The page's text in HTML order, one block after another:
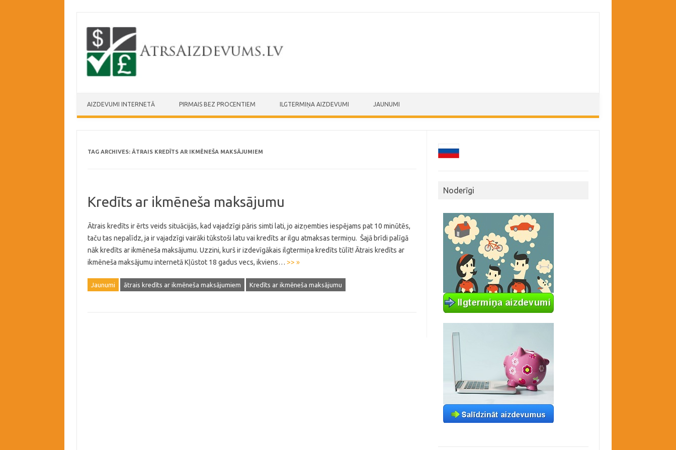
AIZDEVUMI INTERNETĀ PIRMAIS BEZ PROCENTIEM ILGTERMIŅA AIZDEVUMI JAUNUMI
TAG ARCHIVES: ĀTRAIS KREDĪTS AR IKMĒNEŠA MAKSĀJUMIEM
Kredīts ar ikmēneša maksājumu
Ātrais kredīts ir ērts veids situācijās, kad vajadzīgi pāris simti lati, jo aizņemties iespējams pat 10 minūtēs,
taču tas nepalīdz, ja ir vajadzīgi vairāki tūkstoši latu vai kredīts ar ilgu atmaksas termiņu. Šajā brīdi palīgā
nāk kredīts ar ikmēneša maksājumu. Uzzini, kurš ir izdevīgākais ilgtermiņa kredīts tūlīt! Ātrais kredīts ar
ikmēneša maksājumu internetā Kļūstot 18 gadus vecs, ikviens… >> »
Jaunumi ātrais kredīts ar ikmēneša maksājumiem Kredīts ar ikmēneša maksājumu
Noderīgi